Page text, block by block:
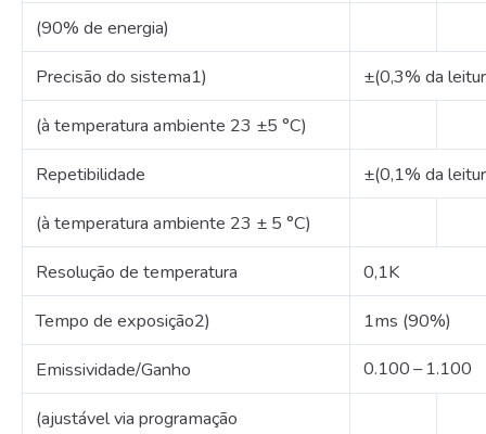
(90% de energia)
Precisão do sistema1) ±(0,3% da
(à temperatura ambiente 23 ±5 °C)
Repetibilidade ±(0,1% da
(à temperatura ambiente 23 ± 5 °C)
Resolução de temperatura 0,1K
Tempo de exposição2) 1ms (90%)
Emissividade/Ganho 0.100 – 1.100
(ajustável via programação